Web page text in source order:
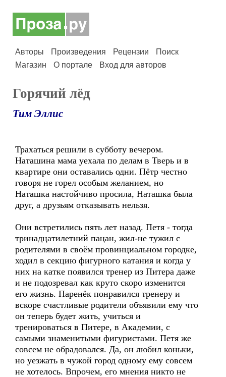
Авторы Произведения Рецензии
Поиск
Магазин
О портале Вход для авторов
Горячий лёд
Тим Эллис
Трахаться решили в субботу вечером.
Наташина мама уехала по делам в Тверь и в
квартире они оставались одни. Пётр честно
говоря не горел особым желанием, но
Наташка настойчиво просила, Наташка была
друг, а друзьям отказывать нельзя.
Они встретились пять лет назад. Петя - тогда
тринадцатилетний пацан, жил-не тужил с
родителями в своём провинциальном городке,
ходил в секцию фигурного катания и когда у
них на катке появился тренер из Питера даже
и не подозревал как круто скоро изменится
его жизнь. Паренёк понравился тренеру и
вскоре счастливые родители объявили ему что
он теперь будет жить, учиться и
тренироваться в Питере, в Академии, с
самыми знаменитыми фигуристами. Петя же
совсем не обрадовался. Да, он любил коньки,
но уезжать в чужой город одному ему совсем
не хотелось. Впрочем, его мнения никто не